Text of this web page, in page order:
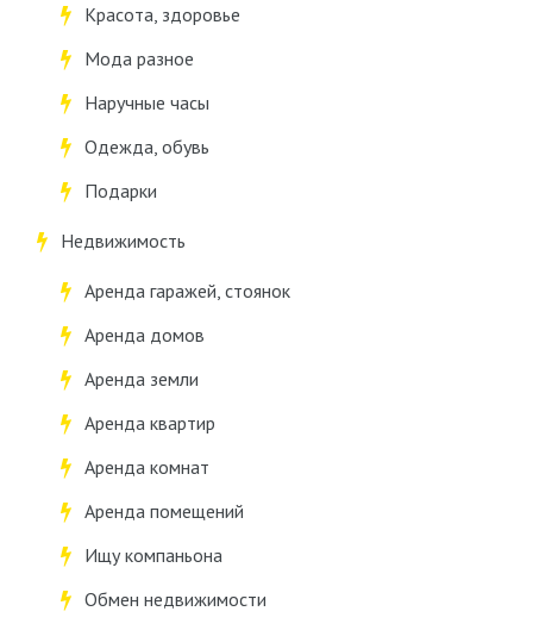
Красота, здоровье
Мода разное
Наручные часы
Одежда, обувь
Подарки
Недвижимость
Аренда гаражей, стоянок
Аренда домов
Аренда земли
Аренда квартир
Аренда комнат
Аренда помещений
Ищу компаньона
Обмен недвижимости